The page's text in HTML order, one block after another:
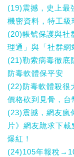
(19)震撼，史上最
機密資料，特工級
(20)帳號保護與社
理通」與「社群網
(21)勒索病毒徹底
防毒軟體保平安
(22)防毒軟體殺很
價格砍到見骨，台
(23)震撼，網友瘋
片》網友跪求下
爆紅！
(24)105年報稅